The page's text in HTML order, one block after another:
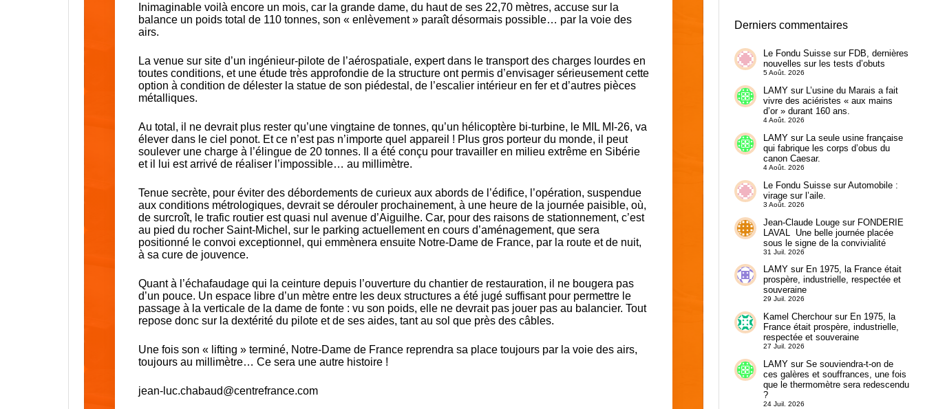
Inimaginable voilà encore un mois, car la grande dame, du haut de ses 22,70 mètres, accuse sur la
balance un poids total de 110 tonnes, son « enlèvement » paraît désormais possible… par la voie des
airs.
La venue sur site d’un ingénieur-pilote de l’aérospatiale, expert dans le transport des charges lourdes en
toutes conditions, et une étude très approfondie de la structure ont permis d’envisager sérieusement cette
option à condition de délester la statue de son piédestal, de l’escalier intérieur en fer et d’autres pièces
métalliques.
Au total, il ne devrait plus rester qu’une vingtaine de tonnes, qu’un hélicoptère bi-turbine, le MIL MI-26, va
élever dans le ciel ponot. Et ce n’est pas n’importe quel appareil ! Plus gros porteur du monde, il peut
soulever une charge à l’élingue de 20 tonnes. Il a été conçu pour travailler en milieu extrême en Sibérie
et il lui est arrivé de réaliser l’impossible… au millimètre.
Tenue secrète, pour éviter des débordements de curieux aux abords de l’édifice, l’opération, suspendue
aux conditions métrologiques, devrait se dérouler prochainement, à une heure de la journée paisible, où,
de surcroît, le trafic routier est quasi nul avenue d’Aiguilhe. Car, pour des raisons de stationnement, c’est
au pied du rocher Saint-Michel, sur le parking actuellement en cours d’aménagement, que sera
positionné le convoi exceptionnel, qui emmènera ensuite Notre-Dame de France, par la route et de nuit,
à sa cure de jouvence.
Quant à l’échafaudage qui la ceinture depuis l’ouverture du chantier de restauration, il ne bougera pas
d’un pouce. Un espace libre d’un mètre entre les deux structures a été jugé suffisant pour permettre le
passage à la verticale de la dame de fonte : vu son poids, elle ne devrait pas jouer pas au balancier. Tout
repose donc sur la dextérité du pilote et de ses aides, tant au sol que près des câbles.
Une fois son « lifting » terminé, Notre-Dame de France reprendra sa place toujours par la voie des airs,
toujours au millimètre… Ce sera une autre histoire !
jean-luc.chabaud@centrefrance.com
Derniers commentaires
Le Fondu Suissesur FDB, dernières
nouvelles sur les tests d’obuts
5 Août. 2026
LAMYsur L’usine du Marais a fait
vivre des aciéristes « aux mains
d’or » durant 160 ans.
4 Août. 2026
LAMYsur La seule usine française
qui fabrique les corps d’obus du
canon Caesar.
4 Août. 2026
Le Fondu SuissesurAutomobile :
virage sur l’aile.
3 Août. 2026
Jean-Claude Lougesur FONDERIE
LAVAL Une belle journée placée
sous le signe de la convivialité
31 Juil. 2026
LAMYsur En 1975, la France était
prospère, industrielle, respectée et
souveraine
29 Juil. 2026
Kamel Cherchoursur En 1975, la
France était prospère, industrielle,
respectée et souveraine
27 Juil. 2026
LAMYsur Se souviendra-t-on de
ces galères et souffrances, une fois
que le thermomètre sera redescendu
?
24 Juil. 2026